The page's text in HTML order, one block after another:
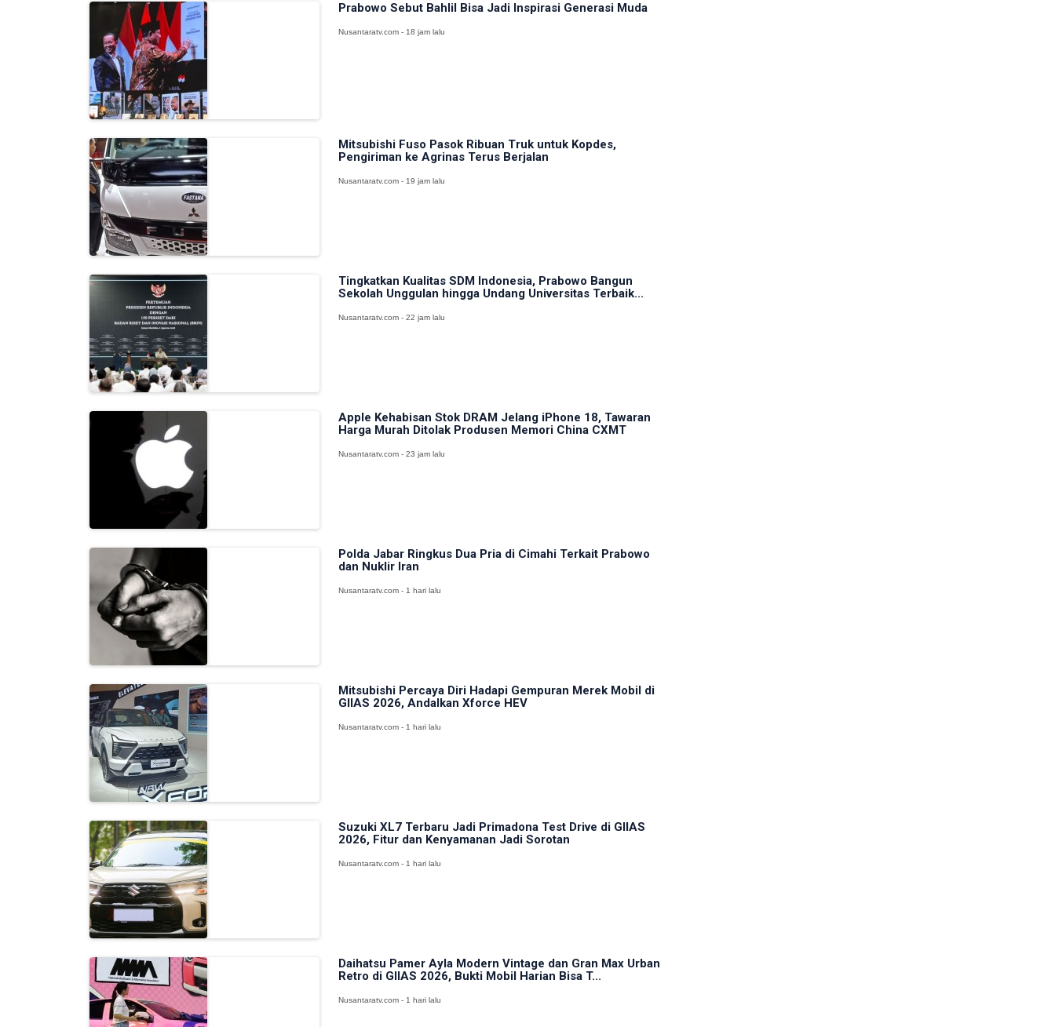
Prabowo Sebut Bahlil Bisa Jadi Inspirasi Generasi Muda
Nusantaratv.com - 18 jam lalu
Mitsubishi Fuso Pasok Ribuan Truk untuk Kopdes,
Pengiriman ke Agrinas Terus Berjalan
Nusantaratv.com - 19 jam lalu
Tingkatkan Kualitas SDM Indonesia, Prabowo Bangun
Sekolah Unggulan hingga Undang Universitas Terbaik...
Nusantaratv.com - 22 jam lalu
Apple Kehabisan Stok DRAM Jelang iPhone 18, Tawaran
Harga Murah Ditolak Produsen Memori China CXMT
Nusantaratv.com - 23 jam lalu
Polda Jabar Ringkus Dua Pria di Cimahi Terkait Prabowo
dan Nuklir Iran
Nusantaratv.com - 1 hari lalu
Mitsubishi Percaya Diri Hadapi Gempuran Merek Mobil di
GIIAS 2026, Andalkan Xforce HEV
Nusantaratv.com - 1 hari lalu
Suzuki XL7 Terbaru Jadi Primadona Test Drive di GIIAS
2026, Fitur dan Kenyamanan Jadi Sorotan
Nusantaratv.com - 1 hari lalu
Daihatsu Pamer Ayla Modern Vintage dan Gran Max Urban
Retro di GIIAS 2026, Bukti Mobil Harian Bisa T...
Nusantaratv.com - 1 hari lalu